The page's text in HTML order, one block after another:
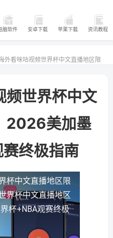
脑软件 安卓下载 苹果下载 资讯教程
外看咪咕视频世界杯中文直播地区限
频世界杯中文
2026美加墨
终极指南
杯中文直播地区限
界杯中文直播地区
杯+NBA观赛终极